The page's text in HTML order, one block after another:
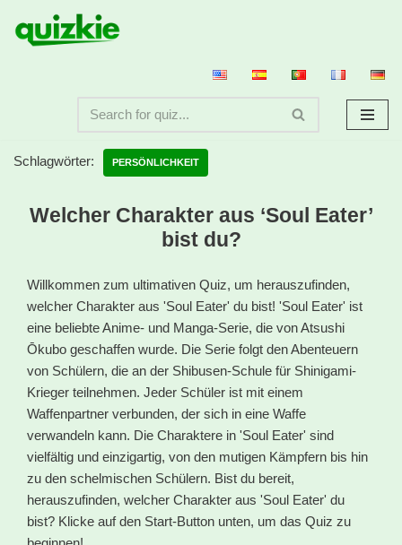
Zum
Schlagwörter: PERSÖNLICHKEIT
Welcher Charakter aus ‘Soul Eater’
bist du?
Willkommen zum ultimativen Quiz, um herauszufinden,
welcher Charakter aus 'Soul Eater' du bist! 'Soul Eater' ist
eine beliebte Anime- und Manga-Serie, die von Atsushi
Ōkubo geschaffen wurde. Die Serie folgt den Abenteuern
von Schülern, die an der Shibusen-Schule für Shinigami-
Krieger teilnehmen. Jeder Schüler ist mit einem
Waffenpartner verbunden, der sich in eine Waffe
verwandeln kann. Die Charaktere in 'Soul Eater' sind
vielfältig und einzigartig, von den mutigen Kämpfern bis hin
zu den schelmischen Schülern. Bist du bereit,
herauszufinden, welcher Charakter aus 'Soul Eater' du
bist? Klicke auf den Start-Button unten, um das Quiz zu